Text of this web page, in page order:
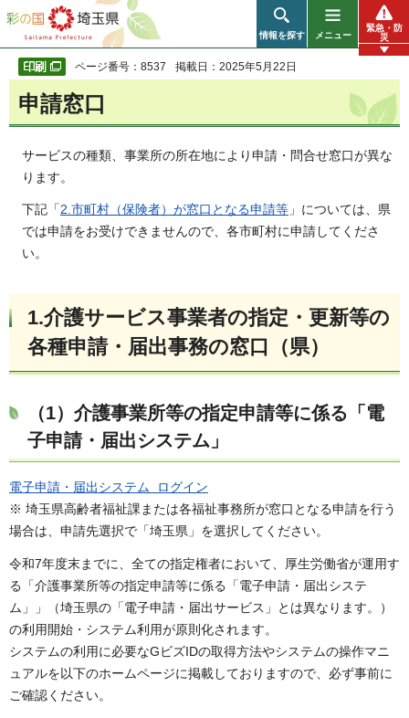
彩の国 埼玉県
情報を探す メニュー
緊急・防
災
ページ番号：8537 掲載日：2025年5月22日
申請窓口
サービスの種類、事業所の所在地により申請・問合せ窓口が異な
ります。
下記「2.市町村（保険者）が窓口となる申請等 」については、県
では申請をお受けできませんので、各市町村に申請してくださ
い。
1.介護サービス事業者の指定・更新等の
各種申請・届出事務の窓口（県）
（1）介護事業所等の指定申請等に係る「電
子申請・届出システム」
電子申請・届出システム ログイン
※ 埼玉県高齢者福祉課または各福祉事務所が窓口となる申請を行う
場合は、申請先選択で「埼玉県」を選択してください。
令和7年度末までに、全ての指定権者において、厚生労働省が運用す
る「介護事業所等の指定申請等に係る「電子申請・届出システ
ム」」（埼玉県の「電子申請・届出サービス」とは異なります。）
の利用開始・システム利用が原則化されます。
システムの利用に必要なGビズIDの取得方法やシステムの操作マニ
ュアルを以下のホームページに掲載しておりますので、必ず事前に
ご確認ください。